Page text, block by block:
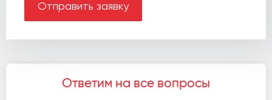
Отправить заявку
Ответим на все вопросы